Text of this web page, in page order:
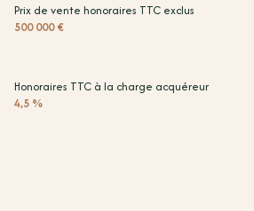
terrasse
Prix de vente honoraires TTC exclus
500 000 €
Honoraires TTC à la charge acquéreur
4,5 %